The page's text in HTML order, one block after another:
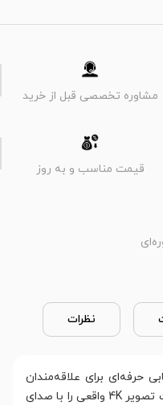
مشاوره تخصصی قبل از خرید
قیمت مناسب و به روز
نظرات
حرفه‌ای برای علاقه‌مندان
به سینما و گیمینگ است که کیفیت تصویر 4K واقعی را با صدای